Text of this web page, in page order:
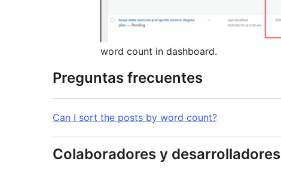
word count in dashboard.
Preguntas frecuentes
Can I sort the posts by word count?
Colaboradores y desarrolladores